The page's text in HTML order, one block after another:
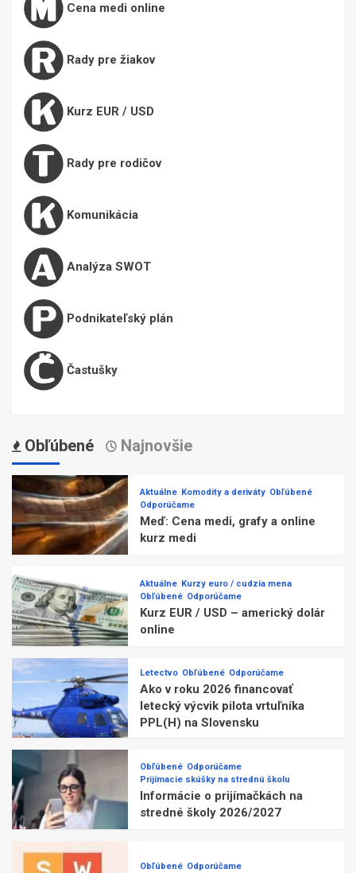
Cena medi online
Rady pre žiakov
Kurz EUR / USD
Rady pre rodičov
Komunikácia
Analýza SWOT
Podnikateľský plán
Častušky
Obľúbené Najnovšie
Aktuálne Komodity a deriváty Obľúbené
Odporúčame
Meď: Cena medi, grafy a online
kurz medi
Aktuálne Kurzy euro / cudzia mena
Obľúbené Odporúčame
Kurz EUR / USD – americký dolár
online
Letectvo Obľúbené Odporúčame
Ako v roku 2026 financovať
letecký výcvik pilota vrtuľníka
PPL(H) na Slovensku
Obľúbené Odporúčame
Prijímacie skúšky na strednú školu
Informácie o prijímačkách na
stredné školy 2026/2027
Obľúbené Odporúčame